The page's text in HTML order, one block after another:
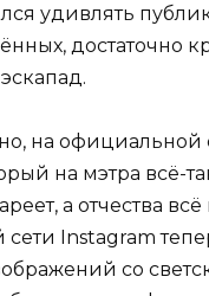
удивлять
достаточно
на официальной
на мэтра всё-
а отчества
Instagram
со